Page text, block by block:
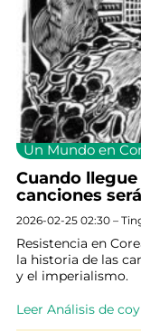
Un Mundo en
Cuando
canciones
2026-02-25 02:30 –
Resistencia en
la historia de las
y el imperialismo.
Leer Análisis de